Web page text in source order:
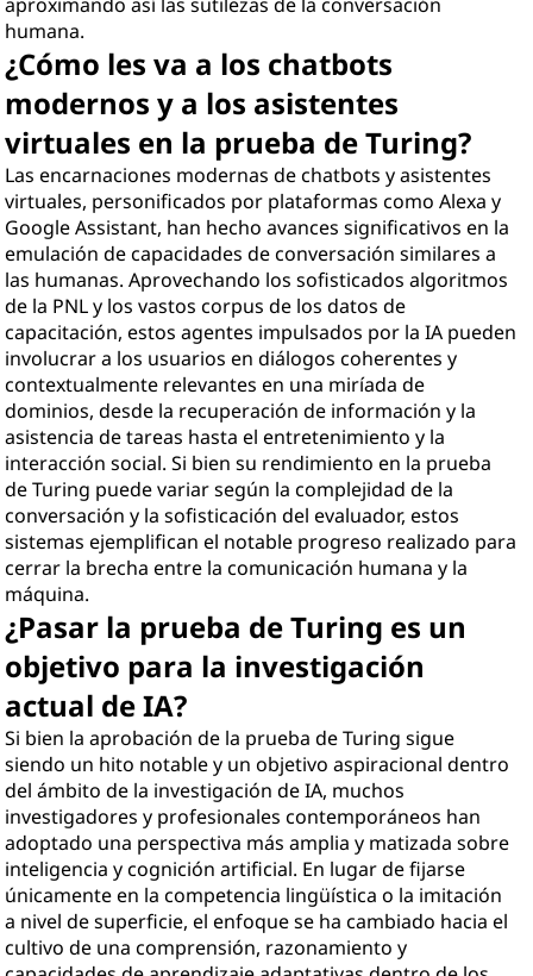
humana.
¿Cómo les va a los chatbots
modernos y a los asistentes
virtuales en la prueba de Turing?
Las encarnaciones modernas de chatbots y asistentes
virtuales, personificados por plataformas como Alexa y
Google Assistant, han hecho avances significativos en la
emulación de capacidades de conversación similares a
las humanas. Aprovechando los sofisticados algoritmos
de la PNL y los vastos corpus de los datos de
capacitación, estos agentes impulsados por la IA pueden
involucrar a los usuarios en diálogos coherentes y
contextualmente relevantes en una miríada de
dominios, desde la recuperación de información y la
asistencia de tareas hasta el entretenimiento y la
interacción social. Si bien su rendimiento en la prueba
de Turing puede variar según la complejidad de la
conversación y la sofisticación del evaluador, estos
sistemas ejemplifican el notable progreso realizado para
cerrar la brecha entre la comunicación humana y la
máquina.
¿Pasar la prueba de Turing es un
objetivo para la investigación
actual de IA?
Si bien la aprobación de la prueba de Turing sigue
siendo un hito notable y un objetivo aspiracional dentro
del ámbito de la investigación de IA, muchos
investigadores y profesionales contemporáneos han
adoptado una perspectiva más amplia y matizada sobre
inteligencia y cognición artificial. En lugar de fijarse
únicamente en la competencia lingüística o la imitación
a nivel de superficie, el enfoque se ha cambiado hacia el
cultivo de una comprensión, razonamiento y